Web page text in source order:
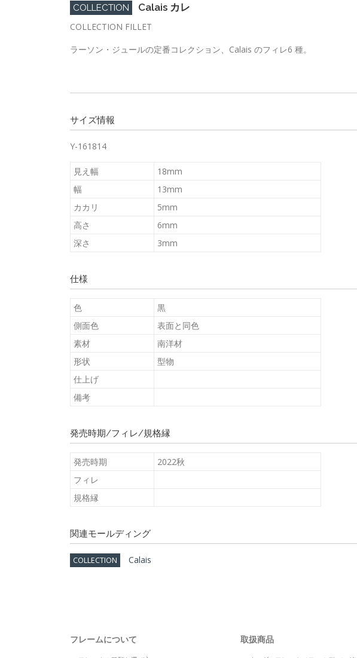
COLLECTION Calais カレ
COLLECTION FILLET
ラーソン・ジュールの定番コレクション、Calais のフィレ6 種。
サイズ情報
Y-161814
見え幅
18mm
幅
13mm
カカリ
5mm
高さ
6mm
深さ
3mm
仕様
色
黒
側面色
表面と同色
素材
南洋材
形状
型物
仕上げ
備考
発売時期/フィレ/規格縁
発売時期
2022秋
フィレ
規格縁
関連モールディング
COLLECTION Calais
フレームについて 取扱商品